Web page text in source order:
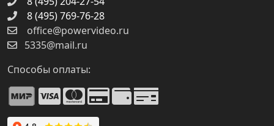
8 (495) 769-76-28
office@powervideo.ru
5335@mail.ru
Способы оплаты: